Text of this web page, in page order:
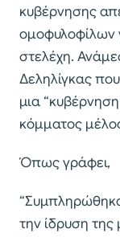
κυβέρνησης
ομοφυλοφίλων
στελέχη.
Δεληλίγκας
μια
κόμματος
Όπως γράφει,
την ίδρυση της